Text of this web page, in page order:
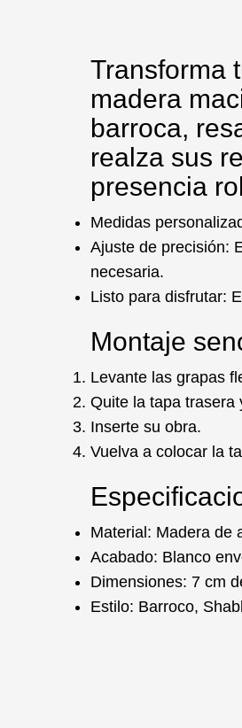
Transforma
madera
barroca,
realza sus
presencia
Medidas
Ajuste de precisión:
necesaria.
Listo para disfrutar:
Montaje
Levante las grapas
Quite la tapa trasera
Inserte su obra.
Vuelva a colocar la
Material: Madera de
Acabado: Blanco
Dimensiones: 7 cm
Estilo: Barroco,